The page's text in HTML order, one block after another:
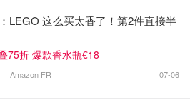
LEGO 这么买太香了！第2件直接半
75折 爆款香水瓶€18
Amazon FR 07-06